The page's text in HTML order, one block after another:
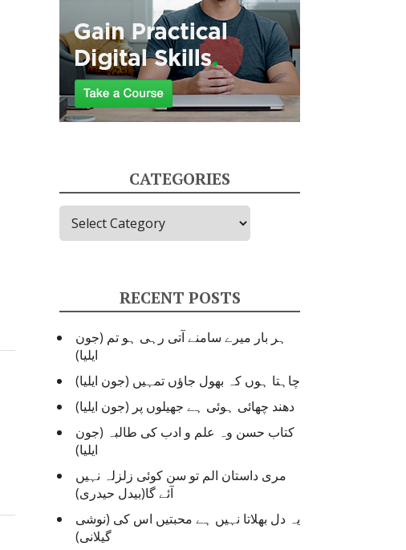
CATEGORIES
Categories
RECENT POSTS
ہر بار میرے سامنے آتی رہی ہو تم (جون
ایلیا)
چاہتا ہوں کہ بھول جاؤں تمہیں (جون ایلیا)
دھند چھائی ہوئی ہے جھیلوں پر (جون ایلیا)
کتاب حسن وہ علم و ادب کی طالبہ (جون
ایلیا)
مری داستان الم تو سن کوئی زلزلہ نہیں
آئے گا(بیدل حیدری)
یہ دل بھلاتا نہیں ہے محبتیں اس کی (نوشی
گیلانی)